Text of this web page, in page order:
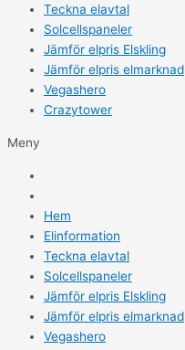
Teckna elavtal
Solcellspaneler
Jämför elpris Elskling
Jämför elpris elmarknad
Vegashero
Crazytower
Meny
Hem
Elinformation
Teckna elavtal
Solcellspaneler
Jämför elpris Elskling
Jämför elpris elmarknad
Vegashero